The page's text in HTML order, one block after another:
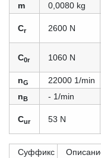
m 0,0080 kg
Cr 2600 N
C0r 1060 N
nG 22000 1/min
nB - 1/min
Cur 53 N
Суффикс